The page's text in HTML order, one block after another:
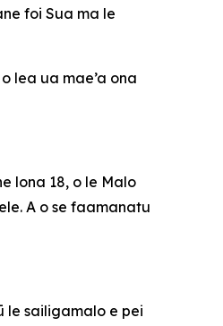
foi Sua ma le
lea ua mae’a ona
lona 18, o le Malo
A o se faamanatu
le sailigamalo e pei